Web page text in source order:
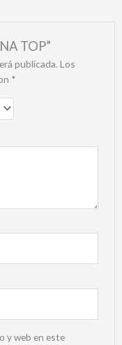
TOP”
publicada. Los
*
y web en este